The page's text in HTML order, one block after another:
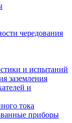
чередования
и испытаний
заземления
и
тока
приборы